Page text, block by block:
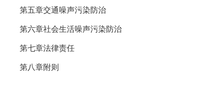
第五章交通噪声污染防治
第六章社会生活噪声污染防治
第七章法律责任
第八章附则